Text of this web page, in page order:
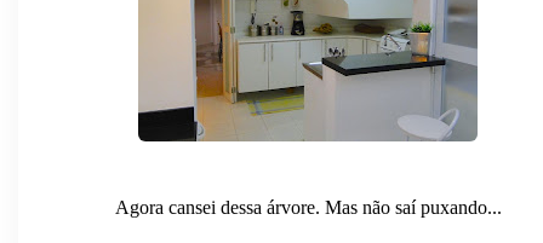
Agora cansei dessa árvore. Mas não saí puxando...